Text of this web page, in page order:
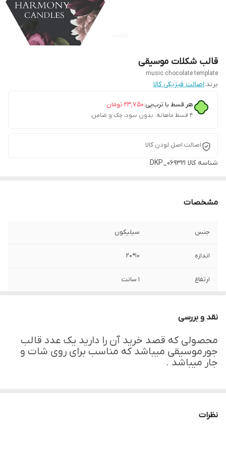
قالب شکلات موسیقی
music chocolate template
برند:اصالت فیزیکی کالا
هر قسط با ترب‌پی:۲۳٬۷۵۰ تومان
۴ قسط ماهانه. بدون سود، چک و ضامن.
اصالت اصل لودن کالا
شناسه کالا DKP_069321
مشخصات
جنس سیلیکون
اندازه ۱۰*۲۰
ارتفاع ۱ سانت
نقد و بررسی
محصولی که قصد خرید آن را دارید یک عدد قالب
جور موسیقی میباشد که مناسب برای روی شات و
جار میباشد .
نظرات